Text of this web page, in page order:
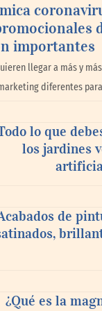
puede ser
lo demuestra
jornada de 40
importantes
llegar a más y
diferentes
lo que
los jardines
de
¿Qué es la